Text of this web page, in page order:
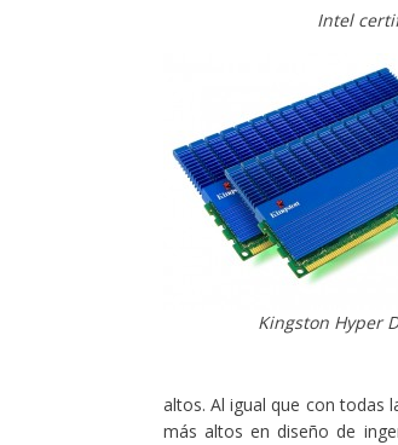
Intel
Kingston Hyper
altos. Al igual que con todas
más altos en diseño de